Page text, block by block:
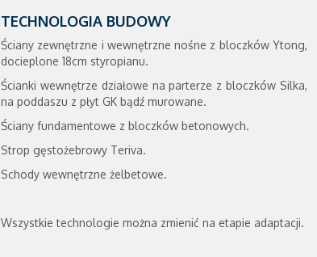
TECHNOLOGIA BUDOWY
Ściany zewnętrzne i wewnętrzne nośne z bloczków Ytong,
docieplone 18cm styropianu.
Ścianki wewnętrze działowe na parterze z bloczków Silka,
na poddaszu z płyt GK bądź murowane.
Ściany fundamentowe z bloczków betonowych.
Strop gęstożebrowy Teriva.
Schody wewnętrzne żelbetowe.
Wszystkie technologie można zmienić na etapie adaptacji.